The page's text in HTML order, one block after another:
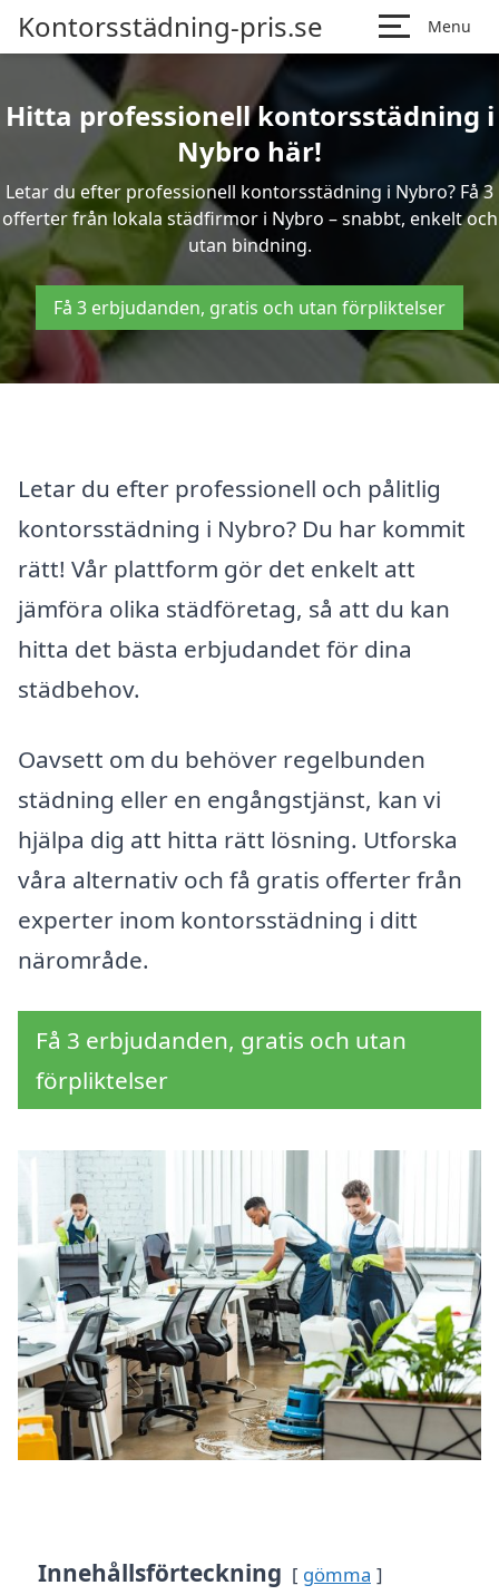
Kontorsstädning-pris.se Menu
Hitta professionell kontorsstädning i
Nybro här!
Letar du efter professionell kontorsstädning i Nybro? Få 3
offerter från lokala städfirmor i Nybro – snabbt, enkelt och
utan bindning.
Få 3 erbjudanden, gratis och utan förpliktelser
Letar du efter professionell och pålitlig
kontorsstädning i Nybro? Du har kommit
rätt! Vår plattform gör det enkelt att
jämföra olika städföretag, så att du kan
hitta det bästa erbjudandet för dina
städbehov.
Oavsett om du behöver regelbunden
städning eller en engångstjänst, kan vi
hjälpa dig att hitta rätt lösning. Utforska
våra alternativ och få gratis offerter från
experter inom kontorsstädning i ditt
närområde.
Få 3 erbjudanden, gratis och utan
förpliktelser
Innehållsförteckning gömma